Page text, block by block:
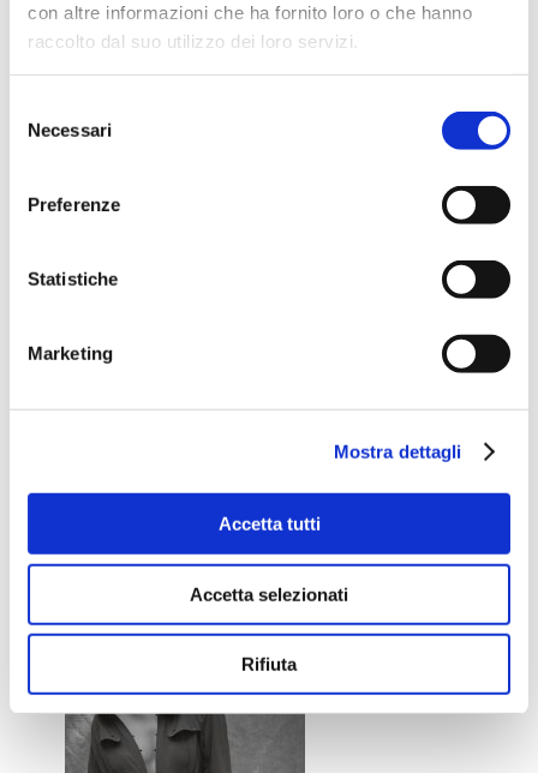
con altre informazioni che ha fornito loro o che hanno
raccolto dal suo utilizzo dei loro servizi.
delNecessari
Preferenze
Statistiche
Marketing
Mostra dettagli
Accetta tutti
Accetta selezionati
Rifiuta
TEL |